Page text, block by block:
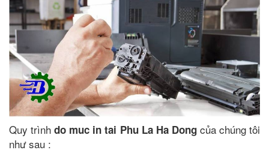
Quy trìnhdo muc in tai Phu La Ha Dongcủa chúng tôi
như sau :